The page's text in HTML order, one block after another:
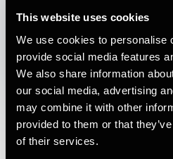
This website uses cookies
We use cookies to personalise
provide social media features
We also share information
our social media, advertising
may combine it with other
provided to them or that
of their services.
Depechen nr. 11
I denne udgave af vores
Henning Boye Hansen
Opens In A New Window/tab
Opens In A New Window/
Opens In A New
Opens In A New